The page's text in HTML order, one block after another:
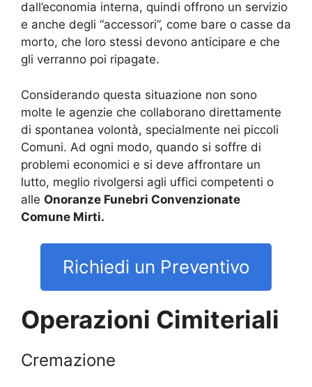
dall’economia interna, quindi offrono un servizio
e anche degli “accessori”, come bare o casse da
morto, che loro stessi devono anticipare e che
gli verranno poi ripagate.
Considerando questa situazione non sono
molte le agenzie che collaborano direttamente
di spontanea volontà, specialmente nei piccoli
Comuni. Ad ogni modo, quando si soffre di
problemi economici e si deve affrontare un
lutto, meglio rivolgersi agli uffici competenti o
alle Onoranze Funebri Convenzionate
Comune Mirti.
Richiedi un Preventivo
Operazioni Cimiteriali
Cremazione